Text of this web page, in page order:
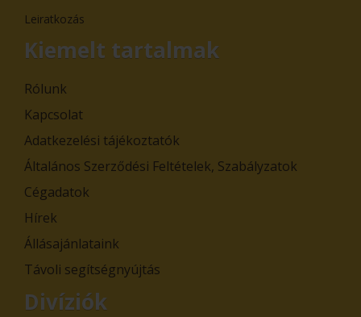
Leiratkozás
Kiemelt tartalmak
Rólunk
Kapcsolat
Adatkezelési tájékoztatók
Általános Szerződési Feltételek, Szabályzatok
Cégadatok
Hírek
Állásajánlataink
Távoli segítségnyújtás
Divíziók